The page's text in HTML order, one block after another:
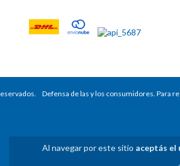
Al navegar por este sitio aceptás el
Defensa de las y los consumidores. Para